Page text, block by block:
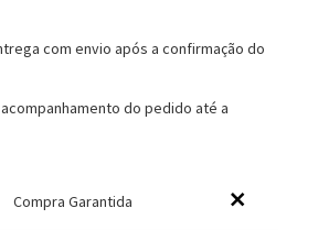
com envio após a confirmação do
do pedido até a
Compra Garantida